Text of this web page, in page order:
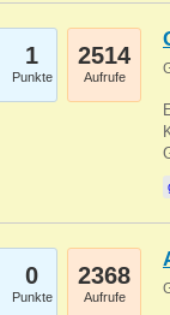
1
Punkte
2514
Aufrufe
0
Punkte
2368
Aufrufe